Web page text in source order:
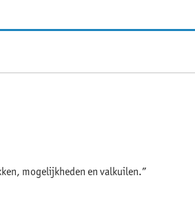
mogelijkheden en valkuilen.”